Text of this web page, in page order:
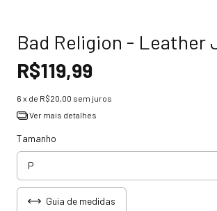
Bad Religion - Leather
R$119,99
6 x de R$20,00 sem juros
Ver mais detalhes
Tamanho
Guia de medidas